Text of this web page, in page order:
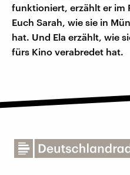
funktioniert, erzählt er im
Euch Sarah, wie sie in
hat. Und Ela erzählt, wie
fürs Kino verabredet hat.